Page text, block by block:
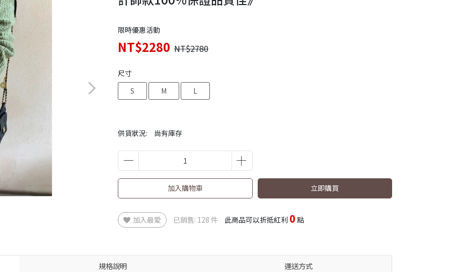
限時優惠活動
NT$2280 NT$2780
供貨狀況: 尚有庫存
尺寸
S
M L
加入購物車 立即購買
加入最愛 已銷售: 128 件 此商品可以折抵紅利 0 點
規格說明 運送方式